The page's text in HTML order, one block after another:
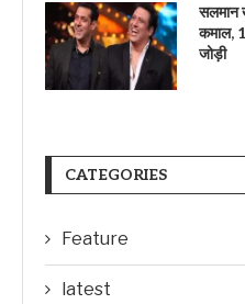
सलमान
कमाल,
जोड़ी
CATEGORIES
Feature
latest